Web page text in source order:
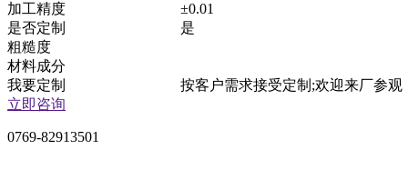
加工精度
±0.01
是否定制
是
粗糙度
材料成分
我要定制
按客户需求接受定制;欢迎来厂参观
立即咨询
0769-82913501